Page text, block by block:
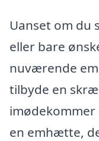
Uanset om du
eller bare
nuværende
tilbyde en
imødekommer
en emhætte,